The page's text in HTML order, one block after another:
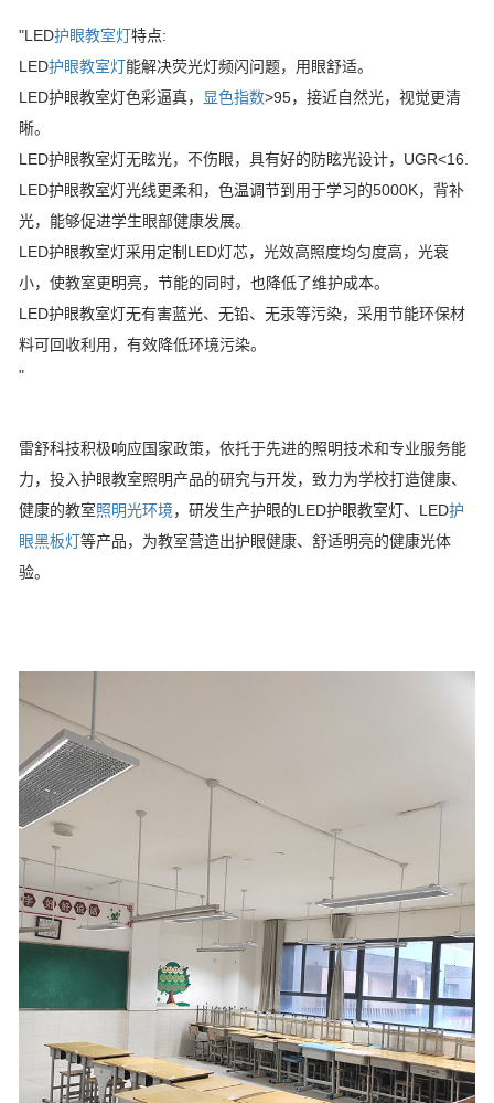
"LED护眼教室灯特点:
LED护眼教室灯能解决荧光灯频闪问题，用眼舒适。
LED护眼教室灯色彩逼真，
显色指数>95，接近自然光，视觉更清
晰。
LED护眼教室灯无眩光，不伤眼，具有好的防眩光设计，UGR<16.
LED护眼教室灯光线更柔和，色温调节到用于学习的5000K，背补
光，能够促进学生眼部健康发展。
LED护眼教室灯采用定制LED灯芯，光效高照度均匀度高，光衰
小，使教室更明亮，节能的同时，也降低了维护成本。
LED护眼教室灯无有害蓝光、无铅、无汞等污染，采用节能环保材
料可回收利用，有效降低环境污染。
"
雷舒科技积极响应国家政策，依托于先进的照明技术和专业服务能
力，投入护眼教室照明产品的研究与开发，致力为学校打造健康、
健康的教室照明光环境，研发生产护眼的LED护眼教室灯、LED护
眼黑板灯等产品，为教室营造出护眼健康、舒适明亮的健康光体
验。